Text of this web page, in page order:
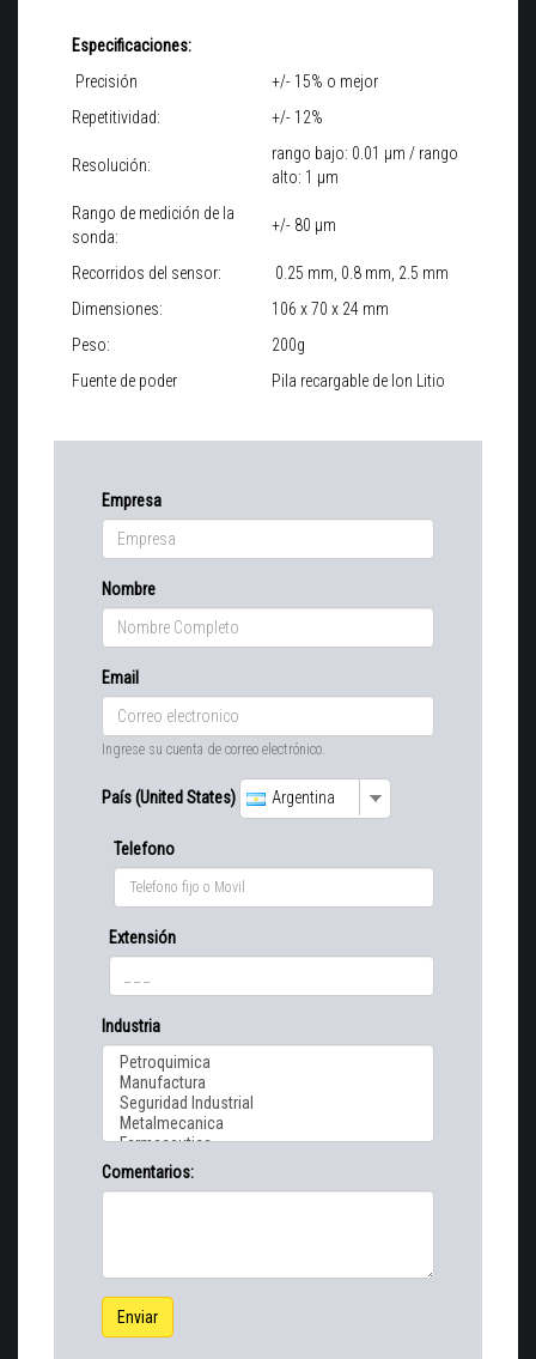
Especificaciones:
Precisión
+/- 15% o mejor
Repetitividad:
+/- 12%
Resolución:
rango bajo: 0.01 μm / rango
alto: 1 μm
Rango de medición de la
sonda:
+/- 80 μm
Recorridos del sensor:
0.25 mm, 0.8 mm, 2.5 mm
Dimensiones:
106 x 70 x 24 mm
Peso:
200g
Fuente de poder
Pila recargable de Ion Litio
Empresa
Nombre
Email
Ingrese su cuenta de correo electrónico.
País (United States) Argentina
Telefono
Extensión
Industria
Comentarios:
Enviar